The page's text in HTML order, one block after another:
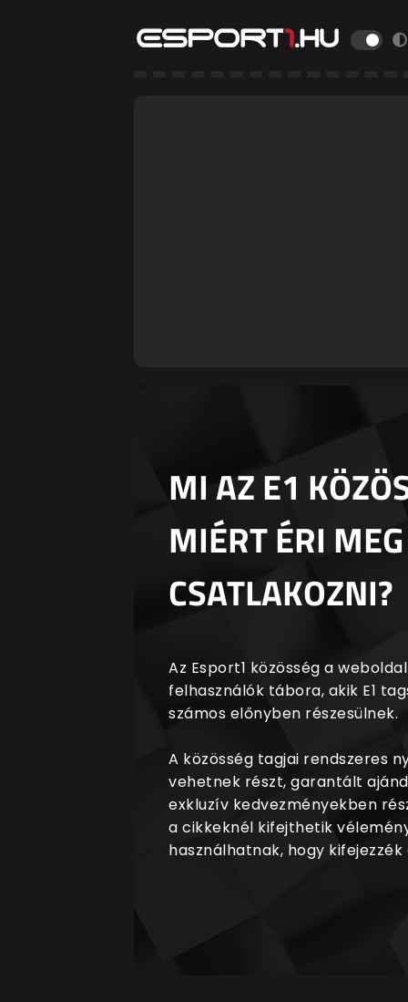
MI AZ E1
MIÉRT ÉRI MEG
CSATLAKOZNI?
Az Esport1 közösség a
felhasználók tábora, akik E1
számos előnyben részesülnek.
A közösség tagjai rendszeres
vehetnek részt, garantált
exkluzív kedvezményekben
a cikkeknél kifejthetik
használhatnak, hogy